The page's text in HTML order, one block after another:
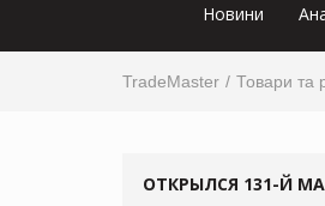
Новини
TradeMaster Товари та
ОТКРЫЛСЯ 131-Й